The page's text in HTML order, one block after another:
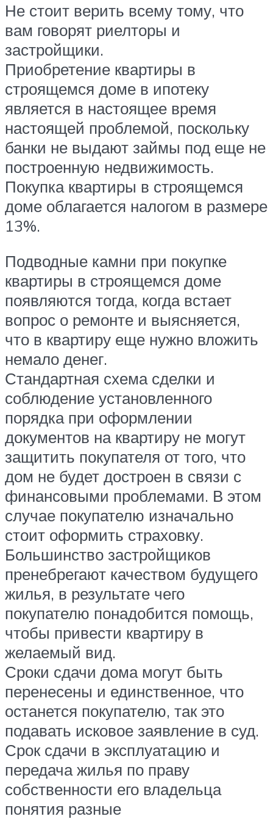
Не стоит верить всему тому, что
вам говорят риелторы и
застройщики.
Приобретение квартиры в
строящемся доме в ипотеку
является в настоящее время
настоящей проблемой, поскольку
банки не выдают займы под еще не
построенную недвижимость.
Покупка квартиры в строящемся
доме облагается налогом в размере
13%.
Подводные камни при покупке
квартиры в строящемся доме
появляются тогда, когда встает
вопрос о ремонте и выясняется,
что в квартиру еще нужно вложить
немало денег.
Стандартная схема сделки и
соблюдение установленного
порядка при оформлении
документов на квартиру не могут
защитить покупателя от того, что
дом не будет достроен в связи с
финансовыми проблемами. В этом
случае покупателю изначально
стоит оформить страховку.
Большинство застройщиков
пренебрегают качеством будущего
жилья, в результате чего
покупателю понадобится помощь,
чтобы привести квартиру в
желаемый вид.
Сроки сдачи дома могут быть
перенесены и единственное, что
останется покупателю, так это
подавать исковое заявление в суд.
Срок сдачи в эксплуатацию и
передача жилья по праву
собственности его владельца
понятия разные